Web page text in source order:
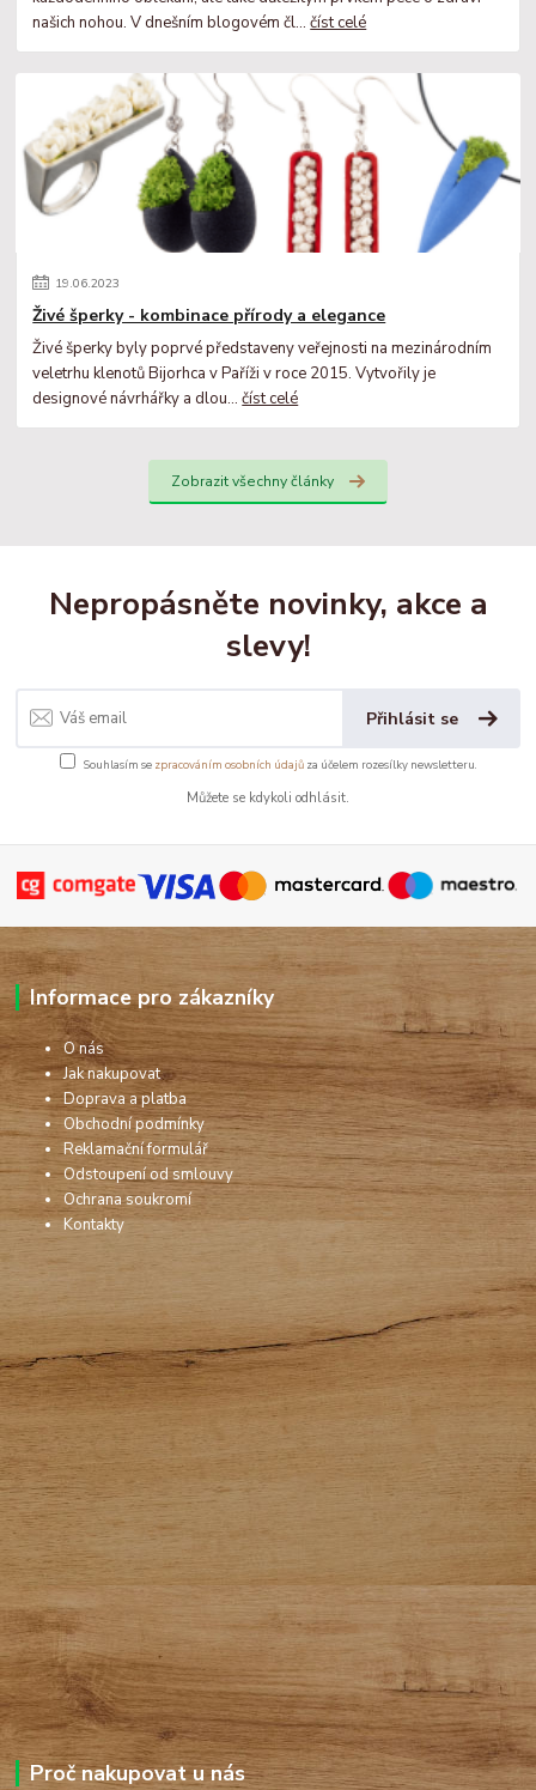
našich nohou. V dnešním blogovém čl...číst celé
19.06.2023
Živé šperky - kombinace přírody a elegance
Živé šperky byly poprvé představeny veřejnosti na mezinárodním
veletrhu klenotů Bijorhca v Paříži v roce 2015. Vytvořily je
designové návrhářky a dlou...číst celé
Zobrazit všechny články
Nepropásněte novinky, akce a
slevy!
Přihlásit se
Souhlasím se zpracováním osobních údajůza účelem rozesílky newsletteru.
Můžete se kdykoli odhlásit.
Informace pro zákazníky
O nás
Jak nakupovat
Doprava a platba
Obchodní podmínky
Reklamační formulář
Odstoupení od smlouvy
Ochrana soukromí
Kontakty
Proč nakupovat u nás